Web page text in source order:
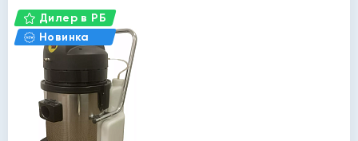
Дилер в РБ
Новинка